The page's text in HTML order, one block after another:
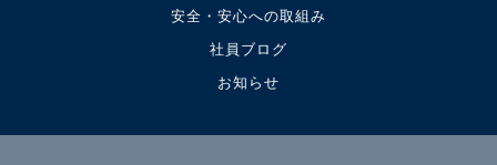
安全・安心への取組み
社員ブログ
お知らせ